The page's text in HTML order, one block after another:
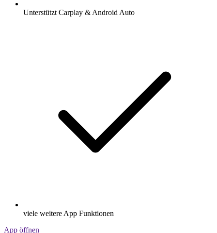
Unterstützt Carplay & Android Auto
viele weitere App Funktionen
App öffnen